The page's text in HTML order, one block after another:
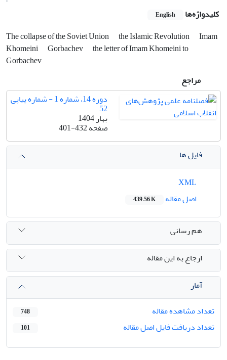
کلیدواژه‌ها English
The collapse of the Soviet Union the Islamic Revolution
Imam
Khomeini
Gorbachev
the letter of Imam Khomeini to
Gorbachev
مراجع
دوره 14، شماره 1 - شماره پیاپی
52
بهار 1404
صفحه401-432
فایل ها
اصل مقاله
439.56 K
هم رسانی
ارجاع به این مقاله
آمار
تعداد مشاهده مقاله
748
تعداد دریافت فایل اصل مقاله 101